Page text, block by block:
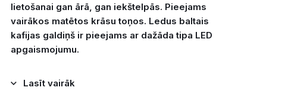
lietošanai gan ārā, gan iekštelpās. Pieejams
vairākos matētos krāsu toņos. Ledus baltais
kafijas galdiņš ir pieejams ar dažāda tipa LED
apgaismojumu.
Lasīt vairāk